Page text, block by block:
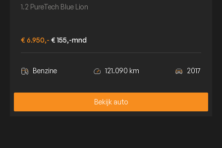
1.2 PureTech Blue Lion
€ 6.950,- € 155,-mnd
Benzine 121.090 km 2017
Bekijk auto
Bekijk auto